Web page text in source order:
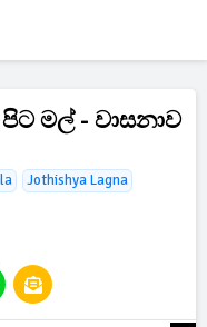
මල් - වාසනාව
Jothishya Lagna